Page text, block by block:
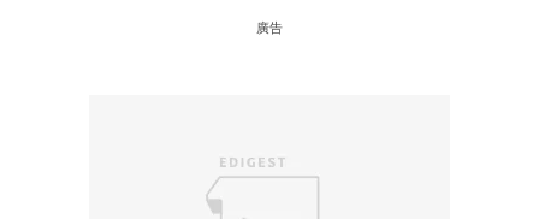
廣告